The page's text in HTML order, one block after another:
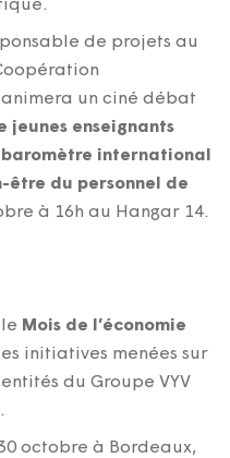
de projets au
un ciné débat
jeunes enseignants
international
être du personnel de
à 16h au Hangar 14.
Mois de l’économie
initiatives menées sur
du Groupe VYV
octobre à Bordeaux,